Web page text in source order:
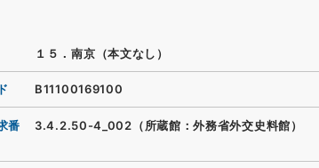
１５．南京（本文なし）
B11100169100
番
3.4.2.50-4_002（所蔵館：外務省外交史料館）